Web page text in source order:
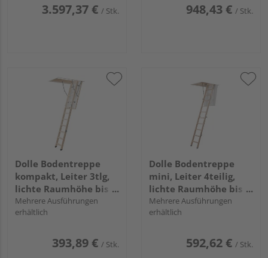
3.597,37 € / Stk. 948,43 € / Stk.
Dolle Bodentreppe
kompakt, Leiter 3tlg,
lichte Raumhöhe bis
285 cm
Mehrere Ausführungen
erhältlich
393,89 € / Stk.
Dolle Bodentreppe
mini, Leiter 4teilig,
lichte Raumhöhe bis
270 cm
Mehrere Ausführungen
erhältlich
592,62 € / Stk.